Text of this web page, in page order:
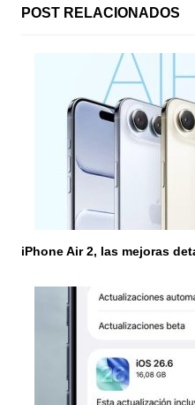
a
POST RELACIONADOS
iPhone Air 2, las mejoras